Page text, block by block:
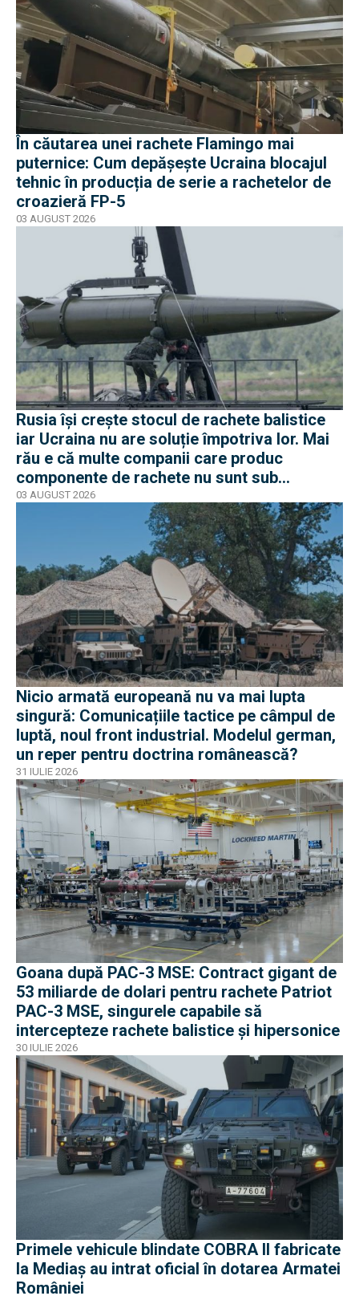
În căutarea unei rachete Flamingo mai
puternice: Cum depășește Ucraina blocajul
tehnic în producția de serie a rachetelor de
croazieră FP-5
03 AUGUST 2026
Rusia își crește stocul de rachete balistice
iar Ucraina nu are soluție împotriva lor. Mai
rău e că multe companii care produc
componente de rachete nu sunt sub
sancțiuni în Occident
03 AUGUST 2026
Nicio armată europeană nu va mai lupta
singură: Comunicațiile tactice pe câmpul de
luptă, noul front industrial. Modelul german,
un reper pentru doctrina românească?
31 IULIE 2026
Goana după PAC-3 MSE: Contract gigant de
53 miliarde de dolari pentru rachete Patriot
PAC-3 MSE, singurele capabile să
intercepteze rachete balistice și hipersonice
30 IULIE 2026
Primele vehicule blindate COBRA II fabricate
la Mediaș au intrat oficial în dotarea Armatei
României